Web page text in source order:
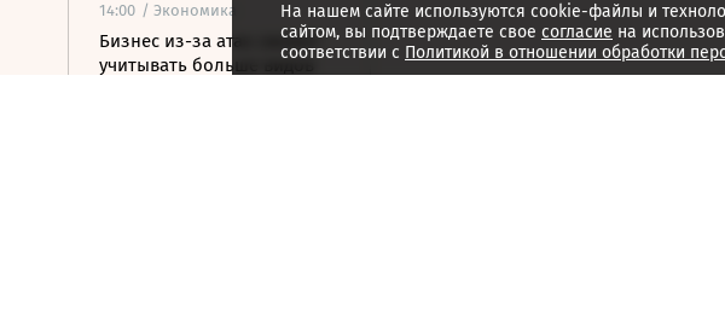
14:00 / Экономика
Бизнес из-за атак сможет
учитывать больше видов
На нашем сайте используются cookie-файлы и
сайтом, вы подтверждаете свое согласие на
соответствии с Политикой в отношении обработки